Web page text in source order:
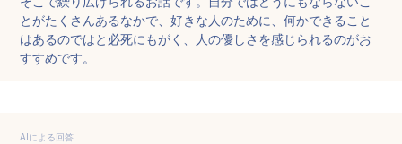
とがたくさんあるなかで、好きな人のために、何かできること
はあるのではと必死にもがく、人の優しさを感じられるのがお
すすめです。
AIによる回答